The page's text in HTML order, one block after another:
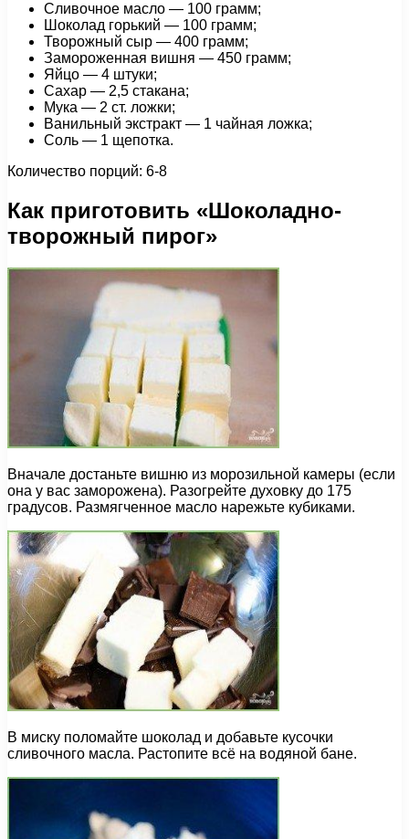
Сливочное масло — 100 грамм;
Шоколад горький — 100 грамм;
Творожный сыр — 400 грамм;
Замороженная вишня — 450 грамм;
Яйцо — 4 штуки;
Сахар — 2,5 стакана;
Мука — 2 ст. ложки;
Ванильный экстракт — 1 чайная ложка;
Соль — 1 щепотка.
Количество порций: 6-8
Как приготовить «Шоколадно-
творожный пирог»
Вначале достаньте вишню из морозильной камеры (если
она у вас заморожена). Разогрейте духовку до 175
градусов. Размягченное масло нарежьте кубиками.
В миску поломайте шоколад и добавьте кусочки
сливочного масла. Растопите всё на водяной бане.